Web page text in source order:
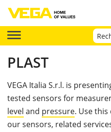
PLAST
VEGA Italia S.r.l. is
tested sensors for
level and pressure. Use
our sensors, related